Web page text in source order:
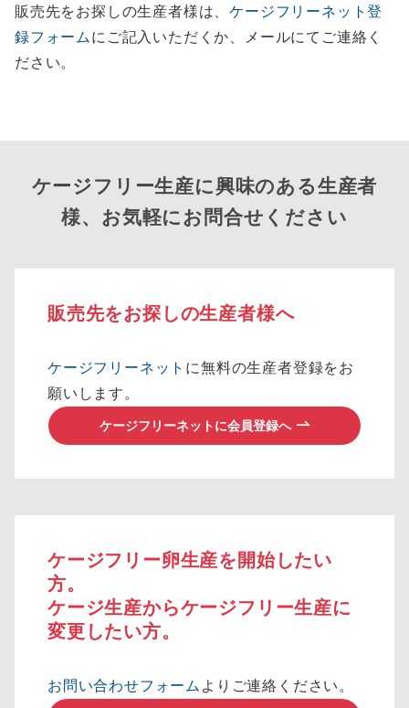
販売先をお探しの生産者様は、ケージフリーネット登
録フォーム にご記入いただくか、メールにてご連絡く
ださい。
ケージフリー生産に興味のある生産者
様、お気軽にお問合せください
販売先をお探しの生産者様へ
ケージフリーネット に無料の生産者登録をお
願いします。
ケージフリーネットに会員登録へ
ケージフリー卵生産を開始したい
方。
ケージ生産からケージフリー生産に
変更したい方。
お問い合わせフォーム よりご連絡ください。